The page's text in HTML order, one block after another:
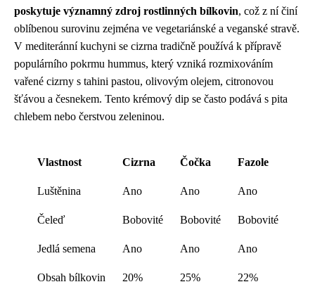
poskytuje významný zdroj rostlinných bílkovin, což z ní činí
oblíbenou surovinu zejména ve vegetariánské a veganské stravě.
V mediteránní kuchyni se cizrna tradičně používá k přípravě
populárního pokrmu hummus, který vzniká rozmixováním
vařené cizrny s tahini pastou, olivovým olejem, citronovou
šťávou a česnekem. Tento krémový dip se často podává s pita
chlebem nebo čerstvou zeleninou.
Vlastnost Cizrna Čočka Fazole
Luštěnina Ano Ano Ano
Čeleď Bobovité Bobovité Bobovité
Jedlá semena Ano Ano Ano
Obsah bílkovin 20% 25% 22%